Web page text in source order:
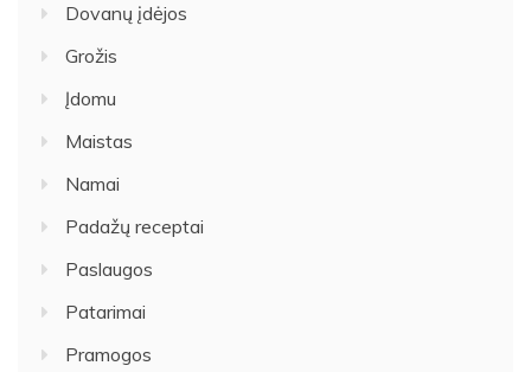
Dovanų įdėjos
Grožis
Įdomu
Maistas
Namai
Padažų receptai
Paslaugos
Patarimai
Pramogos